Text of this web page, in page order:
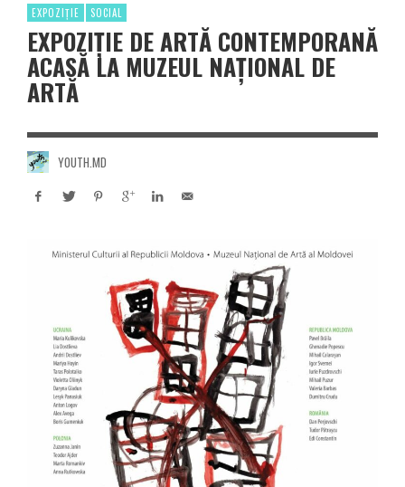
EXPOZIȚIE SOCIAL
EXPOZIȚIE DE ARTĂ CONTEMPORANĂ
ACASĂ LA MUZEUL NAȚIONAL DE
ARTĂ
YOUTH.MD